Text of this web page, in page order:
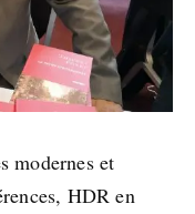
modernes et
HDR en